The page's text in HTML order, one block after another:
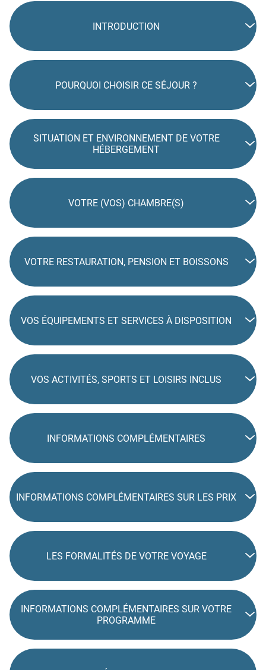
INTRODUCTION
POURQUOI CHOISIR CE SÉJOUR ?
SITUATION ET ENVIRONNEMENT DE VOTRE
HÉBERGEMENT
VOTRE (VOS) CHAMBRE(S)
VOTRE RESTAURATION, PENSION ET BOISSONS
VOS ÉQUIPEMENTS ET SERVICES À DISPOSITION
VOS ACTIVITÉS, SPORTS ET LOISIRS INCLUS
INFORMATIONS COMPLÉMENTAIRES
INFORMATIONS COMPLÉMENTAIRES SUR LES PRIX
LES FORMALITÉS DE VOTRE VOYAGE
INFORMATIONS COMPLÉMENTAIRES SUR VOTRE
PROGRAMME